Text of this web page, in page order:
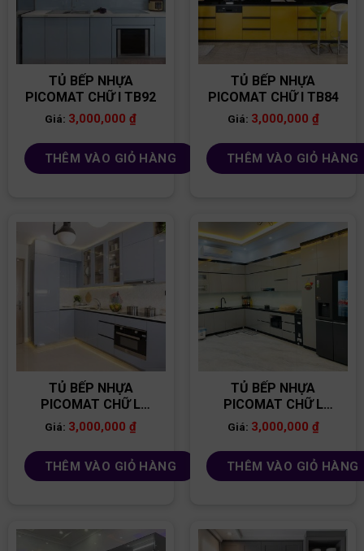
TỦ BẾP NHỰA
PICOMAT CHỮ I TB92
Giá: 3,000,000₫
THÊM VÀO GIỎ HÀNG
TỦ BẾP NHỰA
PICOMAT CHỮ I TB84
Giá: 3,000,000 ₫
THÊM VÀO GIỎ HÀNG
TỦ BẾP NHỰA
PICOMAT CHỮ L
TB82
Giá: 3,000,000₫
THÊM VÀO GIỎ HÀNG
TỦ BẾP NHỰA
PICOMAT CHỮ L
TB100
Giá: 3,000,000 ₫
THÊM VÀO GIỎ HÀNG